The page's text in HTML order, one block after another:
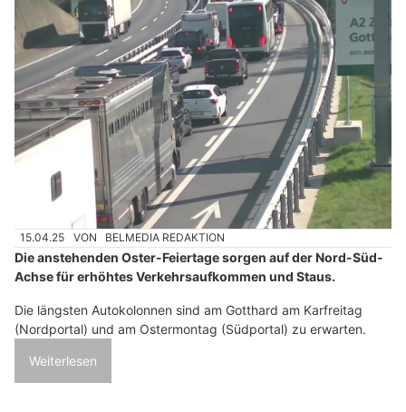
15.04.25 VON BELMEDIA REDAKTION
Die anstehenden Oster-Feiertage sorgen auf der Nord-Süd-
Achse für erhöhtes Verkehrsaufkommen und Staus.
Die längsten Autokolonnen sind am Gotthard am Karfreitag
(Nordportal) und am Ostermontag (Südportal) zu erwarten.
Weiterlesen